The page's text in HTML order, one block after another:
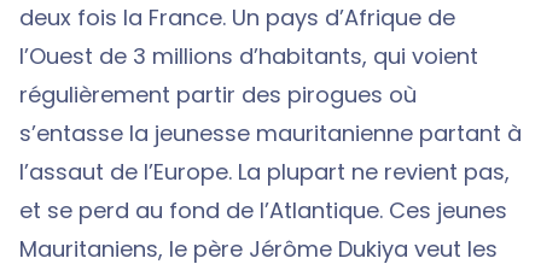
deux fois la France. Un pays d’Afrique de
l’Ouest de 3 millions d’habitants, qui voient
régulièrement partir des pirogues où
s’entasse la jeunesse mauritanienne partant à
l’assaut de l’Europe. La plupart ne revient pas,
et se perd au fond de l’Atlantique. Ces jeunes
Mauritaniens, le père Jérôme Dukiya veut les